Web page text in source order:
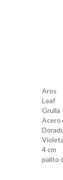
Aros
Leaf
Grulla
Acero
4 cm
palito